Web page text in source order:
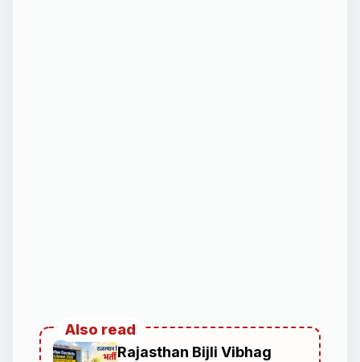
Also read
Rajasthan Bijli Vibhag